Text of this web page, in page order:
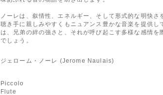
ノーレは、叙情性、エネルギー、そして形式的な明快さ
聴き手に親しみやすくもニュアンス豊かな音楽を提供し
は、兄弟の絆の強さと、それが呼び起こす多様な感情を
でしょう。
ジェローム・ノーレ (Jerome Naulais)
Piccolo
Flute